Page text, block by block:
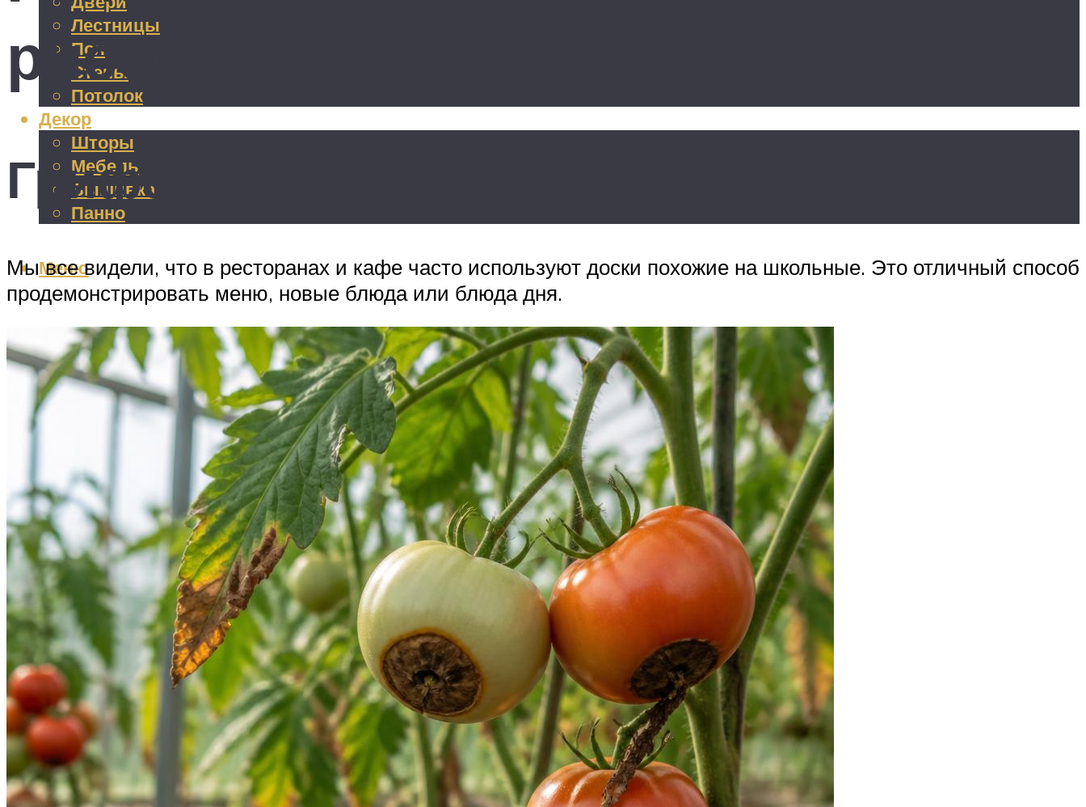
Лестницы
Пол
Стены
Потолок
Декор
Шторы
Мебель
Вышивка
Панно
Меню
рисования на стене
Грифельная доска на кухне
Мы все видели, что в ресторанах и кафе часто используют доски похожие на школьные. Это отличный способ
продемонстрировать меню, новые блюда или блюда дня.